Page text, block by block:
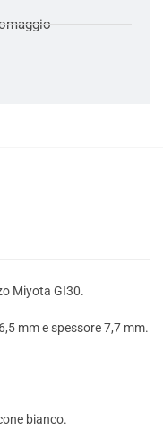
Miyota GI30.
mm e spessore 7,7 mm.
bianco.